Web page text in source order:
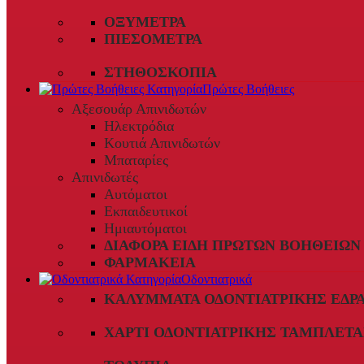
ΟΞΎΜΕΤΡΑ
ΠΙΕΣΌΜΕΤΡΑ
ΣΤΗΘΟΣΚΌΠΙΑ
Πρώτες Βοήθειες
Αξεσουάρ Απινιδωτών
Ηλεκτρόδια
Κουτιά Απινιδωτών
Μπαταρίες
Απινιδωτές
Αυτόματοι
Εκπαιδευτικοί
Ημιαυτόματοι
ΔΙΆΦΟΡΑ ΕΊΔΗ ΠΡΏΤΩΝ ΒΟΗΘΕΙΏΝ
ΦΑΡΜΑΚΕΊΑ
Οδοντιατρικά
ΚΑΛΎΜΜΑΤΑ ΟΔΟΝΤΙΑΤΡΙΚΉΣ
ΧΑΡΤΊ ΟΔΟΝΤΙΑΤΡΙΚΉΣ